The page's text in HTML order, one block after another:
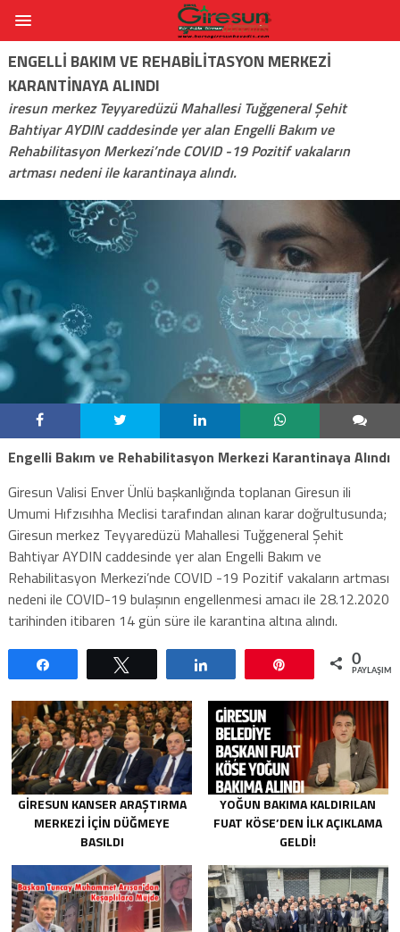
ENGELLI BAKIM VE REHABILITASYON MERKEZI
KARANTINAYA ALINDI
iresun merkez Teyyaredüzü Mahallesi Tuğgeneral Şehit
Bahtiyar AYDIN caddesinde yer alan Engelli Bakım ve
Rehabilitasyon Merkezi’nde COVID -19 Pozitif vakaların
artması nedeni ile karantinaya alındı.
Engelli Bakım ve Rehabilitasyon Merkezi Karantinaya Alındı
Giresun Valisi Enver Ünlü başkanlığında toplanan Giresun ili
Umumi Hıfzısıhha Meclisi tarafından alınan karar doğrultusunda;
Giresun merkez Teyyaredüzü Mahallesi Tuğgeneral Şehit
Bahtiyar AYDIN caddesinde yer alan Engelli Bakım ve
Rehabilitasyon Merkezi’nde COVID -19 Pozitif vakaların artması
nedeni ile COVID-19 bulaşının engellenmesi amacı ile 28.12.2020
tarihinden itibaren 14 gün süre ile karantina altına alındı.
0
GIRESUN KANSER ARAŞTIRMA
MERKEZI İÇIN DÜĞMEYE
BASILDI
YOĞUN BAKIMA KALDIRILAN
FUAT KÖSE’DEN İLK AÇIKLAMA
GELDI!